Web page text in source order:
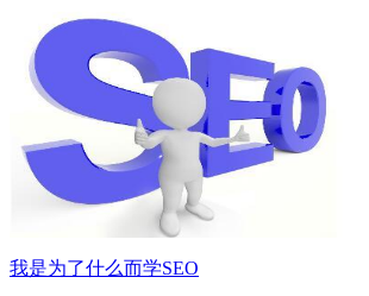
我是为了什么而学SEO